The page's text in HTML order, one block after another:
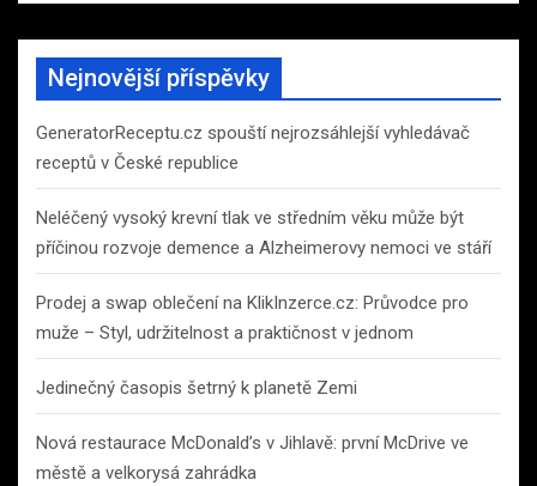
Nejnovější příspěvky
GeneratorReceptu.cz spouští nejrozsáhlejší vyhledávač
receptů v České republice
Neléčený vysoký krevní tlak ve středním věku může být
příčinou rozvoje demence a Alzheimerovy nemoci ve stáří
Prodej a swap oblečení na KlikInzerce.cz: Průvodce pro
muže – Styl, udržitelnost a praktičnost v jednom
Jedinečný časopis šetrný k planetě Zemi
Nová restaurace McDonald’s v Jihlavě: první McDrive ve
městě a velkorysá zahrádka